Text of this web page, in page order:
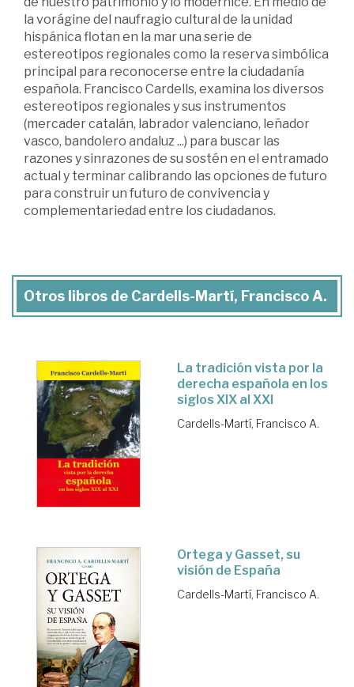
la vorágine del naufragio cultural de la unidad
hispánica flotan en la mar una serie de
estereotipos regionales como la reserva simbólica
principal para reconocerse entre la ciudadanía
española. Francisco Cardells, examina los diversos
estereotipos regionales y sus instrumentos
(mercader catalán, labrador valenciano, leñador
vasco, bandolero andaluz ...) para buscar las
razones y sinrazones de su sostén en el entramado
actual y terminar calibrando las opciones de futuro
para construir un futuro de convivencia y
complementariedad entre los ciudadanos.
Otros libros de Cardells-Martí, Francisco A.
La tradición vista por la
derecha española en los
siglos XIX al XXI
Cardells-Martí, Francisco A.
Ortega y Gasset, su
visión de España
Cardells-Martí, Francisco A.